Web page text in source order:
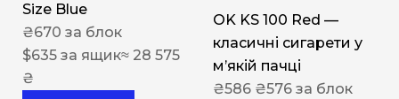
Size Blue
₴670 за блок
$635 за ящик≈ 28 575
₴
OK KS 100 Red —
класичні сигарети у
м’якій пачці
₴586 ₴576 за блок